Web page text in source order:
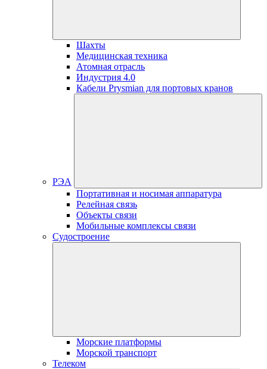
Шахты
Медицинская техника
Атомная отрасль
Индустрия 4.0
Кабели Prysmian для портовых кранов
РЭА
Портативная и носимая аппаратура
Релейная связь
Объекты связи
Мобильные комплексы связи
Судостроение
Морские платформы
Морской транспорт
Телеком